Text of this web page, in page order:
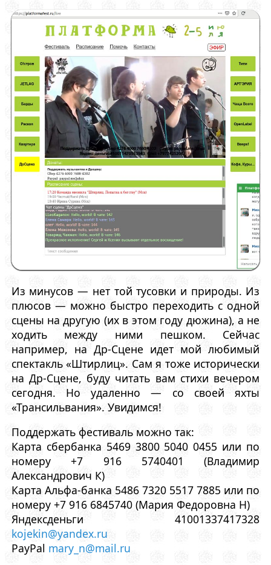
Из минусов — нет той тусовки и природы. Из
плюсов — можно быстро переходить с одной
сцены на другую (их в этом году дюжина), а не
ходить между ними пешком. Сейчас
например, на Др-Сцене идет мой любимый
спектакль «Штирлиц». Сам я тоже исторически
на Др-Сцене, буду читать вам стихи вечером
сегодня. Но удаленно — со своей яхты
«Трансильвания». Увидимся!
Поддержать фестиваль можно так:
Карта сбербанка 5469 3800 5040 0455 или по
номеру +7 916 5740401 (Владимир
Александрович К)
Карта Альфа-банка 5486 7320 5517 7885 или по
номеру +7 916 6845740 (Мария Федоровна Н)
Яндексденьги 41001337417328
kojekin@yandex.ru
PayPal mary_n@mail.ru